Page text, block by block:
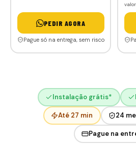
PEDIR AGORA
Pague só na entrega, sem risco
Instalação grátis*
Até 27 min 24
Pague na